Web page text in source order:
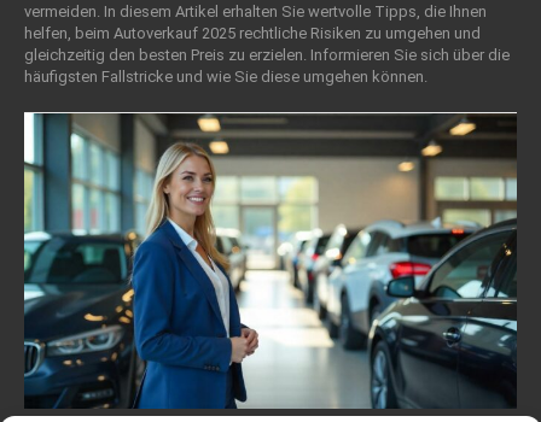
vermeiden. In diesem Artikel erhalten Sie wertvolle Tipps, die Ihnen
helfen, beim Autoverkauf 2025 rechtliche Risiken zu umgehen und
gleichzeitig den besten Preis zu erzielen. Informieren Sie sich über die
häufigsten Fallstricke und wie Sie diese umgehen können.